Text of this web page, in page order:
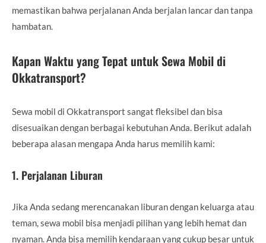
memastikan bahwa perjalanan Anda berjalan lancar dan tanpa
hambatan.
Kapan Waktu yang Tepat untuk Sewa Mobil di
Okkatransport?
Sewa mobil di Okkatransport sangat fleksibel dan bisa
disesuaikan dengan berbagai kebutuhan Anda. Berikut adalah
beberapa alasan mengapa Anda harus memilih kami:
1. Perjalanan Liburan
Jika Anda sedang merencanakan liburan dengan keluarga atau
teman, sewa mobil bisa menjadi pilihan yang lebih hemat dan
nyaman. Anda bisa memilih kendaraan yang cukup besar untuk